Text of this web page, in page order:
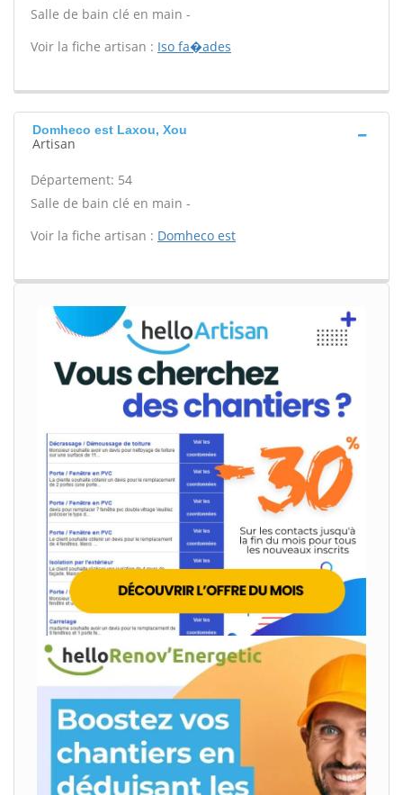
Salle de bain clé en main -
Voir la fiche artisan : Iso fa�ades
Domheco est Laxou, Xou
Artisan
Département: 54
Salle de bain clé en main -
Voir la fiche artisan : Domheco est